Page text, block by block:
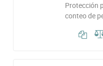
Protección
conteo de